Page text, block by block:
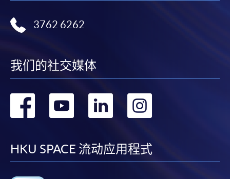
3762 6262
我们的社交媒体
转
facebook
转
youtube
转
linkedin
转
HKU SPACE 流动应用程式